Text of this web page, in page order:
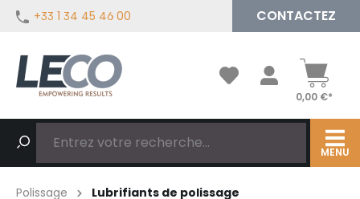
principal
+33 1 34 45 46 00 CONTACTEZ
MENU
0,00 €*
Polissage Lubrifiants de polissage